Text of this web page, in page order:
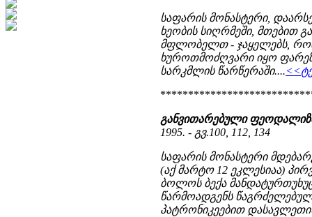
საფარის მონასტერი,
ხეობის სიღრმეში, მთებით
მფლობელთ - ჯაყელებს,
ხუროთმოძღვარი იყო
სარკმლის წარწერაში....
განვითარებული
1995. - გვ.100, 112, 134
საფარის მონასტერი
(აქ მარტო 12 ეკლესიაა)
ბოლოს ბექა
წარმოადგენს
პატრონიკეებით